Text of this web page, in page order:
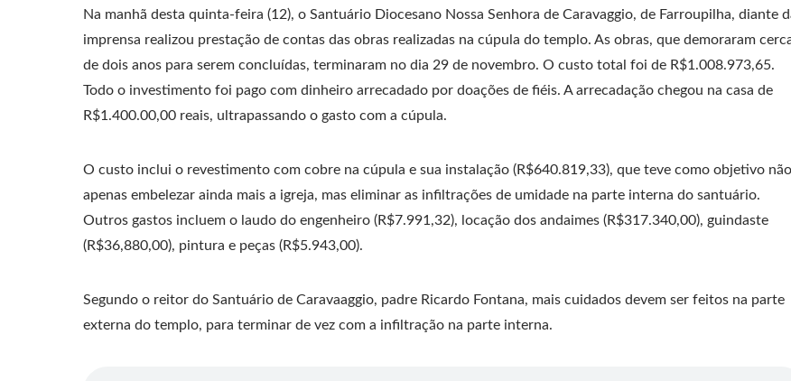
Na manhã desta quinta-feira (12), o Santuário Diocesano Nossa Senhora de Caravaggio, de Farroupilha, diante
imprensa realizou prestação de contas das obras realizadas na cúpula do templo. As obras, que demoraram
de dois anos para serem concluídas, terminaram no dia 29 de novembro. O custo total foi de R$1.008.973,65.
Todo o investimento foi pago com dinheiro arrecadado por doações de fiéis. A arrecadação chegou na casa de
R$1.400.00,00 reais, ultrapassando o gasto com a cúpula.
O custo inclui o revestimento com cobre na cúpula e sua instalação (R$640.819,33), que teve como objetivo não
apenas embelezar ainda mais a igreja, mas eliminar as infiltrações de umidade na parte interna do santuário.
Outros gastos incluem o laudo do engenheiro (R$7.991,32), locação dos andaimes (R$317.340,00), guindaste
(R$36,880,00), pintura e peças (R$5.943,00).
Segundo o reitor do Santuário de Caravaaggio, padre Ricardo Fontana, mais cuidados devem ser feitos na parte
externa do templo, para terminar de vez com a infiltração na parte interna.